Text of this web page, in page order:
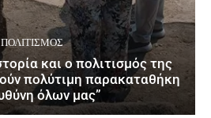
ΠΟΛΙΤΙΣΜΌΣ
και ο πολιτισμός της
πολύτιμη παρακαταθήκη
όλων μας”